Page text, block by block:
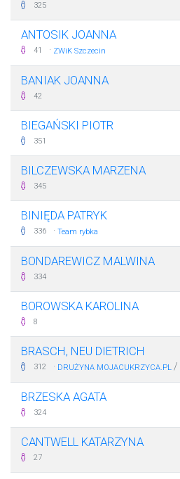
325
ANTOSIK JOANNA
41 · ZWiK Szczecin
BANIAK JOANNA
42
BIEGAŃSKI PIOTR
351
BILCZEWSKA MARZENA
345
BINIĘDA PATRYK
336 · Team rybka
BONDAREWICZ MALWINA
334
BOROWSKA KAROLINA
8
BRASCH, NEU DIETRICH
312 · DRUŻYNA MOJACUKRZYCA.PL /
BRZESKA AGATA
324
CANTWELL KATARZYNA
27